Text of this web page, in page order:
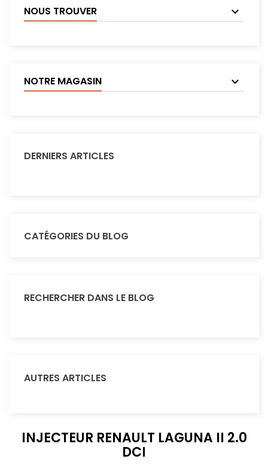
NOUS TROUVER
NOTRE MAGASIN
DERNIERS ARTICLES
CATÉGORIES DU BLOG
RECHERCHER DANS LE BLOG
AUTRES ARTICLES
INJECTEUR RENAULT LAGUNA II 2.0
DCI